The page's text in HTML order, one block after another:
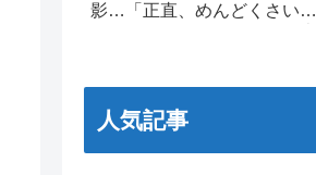
影…「正直、めんどくさい」
人気記事